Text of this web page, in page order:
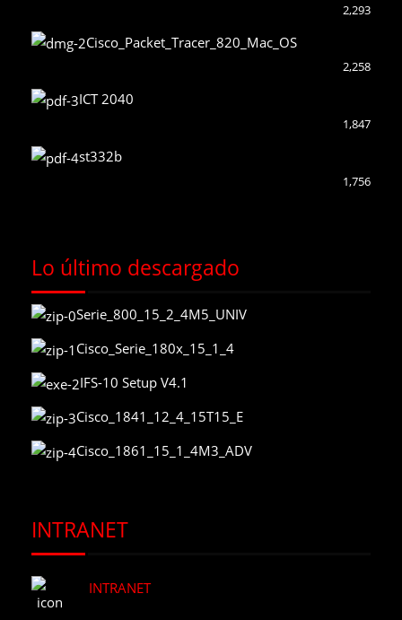
2,293
Cisco_Packet_Tracer_820_Mac_OS
2,258
ICT 2040
1,847
st332b
1,756
Lo último descargado
Serie_800_15_2_4M5_UNIV
Cisco_Serie_180x_15_1_4
IFS-10 Setup V4.1
Cisco_1841_12_4_15T15_E
Cisco_1861_15_1_4M3_ADV
INTRANET
INTRANET